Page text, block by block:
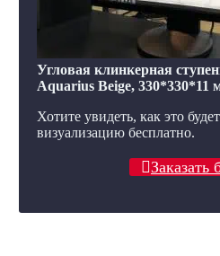
Угловая клинкерная
Aquarius Beige, 330*330*11
Хотите увидеть, как это
визуализацию бесплатно.
Заказать